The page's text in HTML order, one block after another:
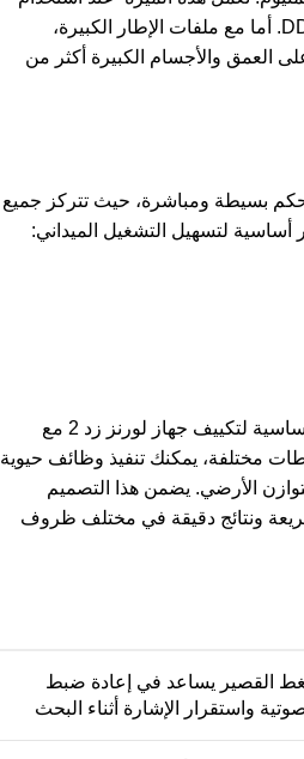
ملفات DD مثل ملف 35 سم DD. أما مع ملفات الإطار الكبيرة،
العمق والأجسام الكبيرة أكثر من
زد 2 بواجهة تحكم بسيطة ومباشرة، حيث تتركز جميع
أساسية لتسهيل التشغيل الميداني:
يعتبر زر ZERO أداة التحكم الأساسية لتكييف جهاز لورنز زد 2 مع
مختلفة، يمكنك تنفيذ وظائف حيوية
الأرضي. يضمن هذا التصميم
ونتائج دقيقة في مختلف ظروف
القصير يساعد في إعادة ضبط
واستقرار الإشارة أثناء البحث